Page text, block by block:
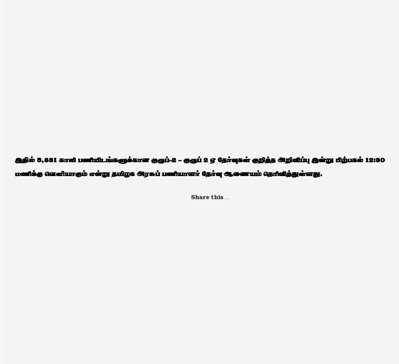
இதில் 5,831 காலி பணியிடங்களுக்கான குரூப்-2 – குரூப் 2 ஏ தேர்வுகள் குறித்த அறிவிப்பு இன்று பிற்பகல் 12:30
மணிக்கு வெளியாகும் என்று தமிழக அரசுப் பணியாளர் தேர்வு ஆணையம் தெரிவித்துள்ளது.
Share this…